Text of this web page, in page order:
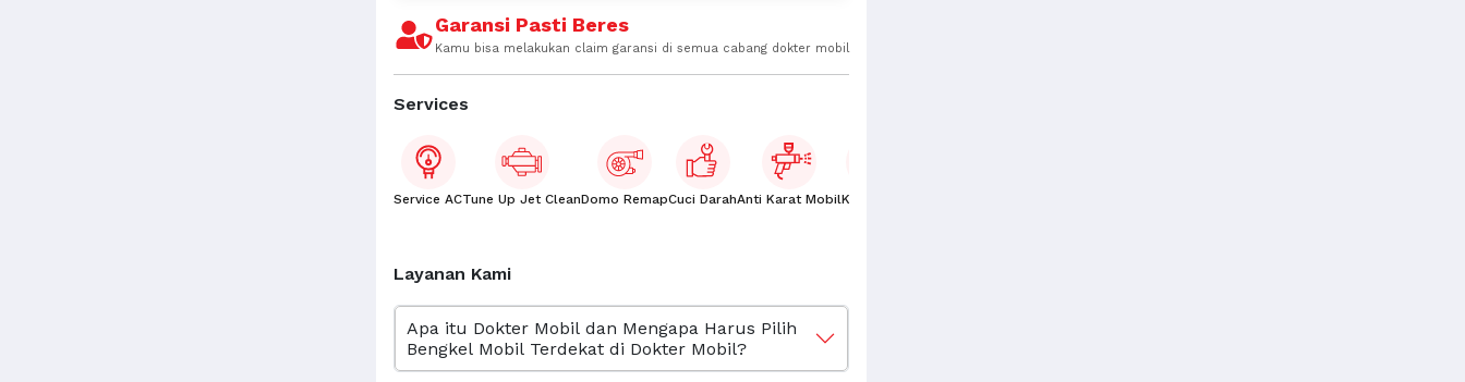
Garansi Pasti Beres
Kamu bisa melakukan claim garansi di semua cabang dokter mobil
Services
Service ACTune Up Jet CleanDomo RemapCuci DarahAnti Karat MobilKaca Film
Layanan Kami
Apa itu Dokter Mobil dan Mengapa Harus Pilih
Bengkel Mobil Terdekat di Dokter Mobil?